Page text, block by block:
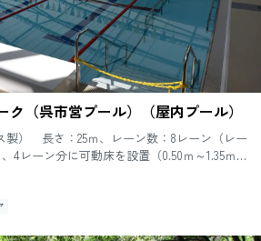
ク（呉市営プール）（屋内プール）
製） 長さ：25ｍ、レーン数：8レーン（レー
4レーン分に可動床を設置（0.50ｍ～1.35ｍの